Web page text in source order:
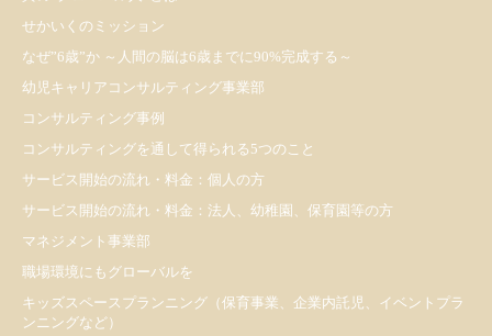
せかいくのミッション
なぜ”6歳”か ～人間の脳は6歳までに90%完成する～
幼児キャリアコンサルティング事業部
コンサルティング事例
コンサルティングを通して得られる5つのこと
サービス開始の流れ・料金：個人の方
サービス開始の流れ・料金：法人、幼稚園、保育園等の方
マネジメント事業部
職場環境にもグローバルを
キッズスペースプランニング（保育事業、企業内託児、イベントプラ
ンニングなど）